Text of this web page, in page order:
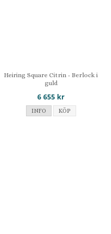
Heiring Square Citrin - Berlock i
guld
6 655 kr
INFO KÖP